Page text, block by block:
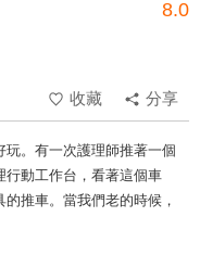
8.0
收藏
分享
玩。有一次護理師推著一個
行動工作台，看著這個車
推車。當我們老的時候，